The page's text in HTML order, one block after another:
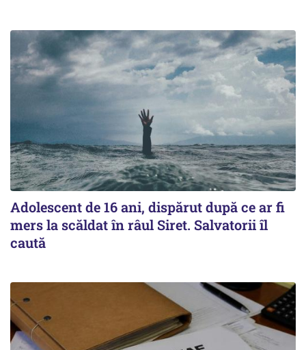
Adolescent de 16 ani, dispărut după ce ar fi
mers la scăldat în râul Siret. Salvatorii îl
caută